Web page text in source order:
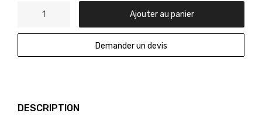
Ajouter au panier
Demander un devis
DESCRIPTION